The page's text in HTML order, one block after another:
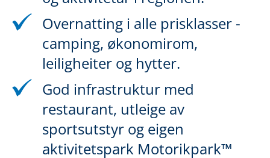
Overnatting i alle prisklasser -
camping, økonomirom,
leiligheiter og hytter.
God infrastruktur med
restaurant, utleige av
sportsutstyr og eigen
aktivitetspark Motorikpark™